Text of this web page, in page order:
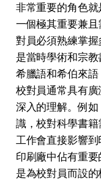
非常重要的角色
一個極其重要兼
對員必須熟練掌
是當時學術和宗
希臘語和希伯來語
校對員通常具有
深入的理解。例
識，校對科學書
工作會直接影響
印刷廠中佔有重
是為校對員而設